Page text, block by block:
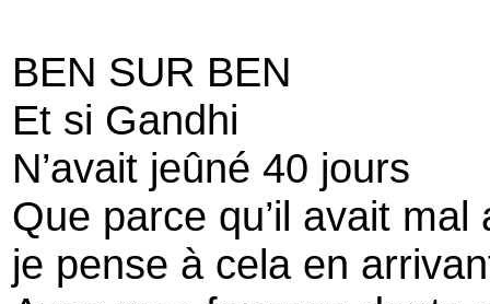
BEN SUR BEN
Et si Gandhi
N’avait jeûné 40 jours
Que parce qu’il avait mal
je pense à cela en